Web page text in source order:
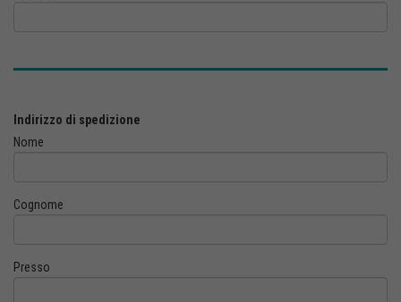
Indirizzo di spedizione
Nome
Cognome
Presso